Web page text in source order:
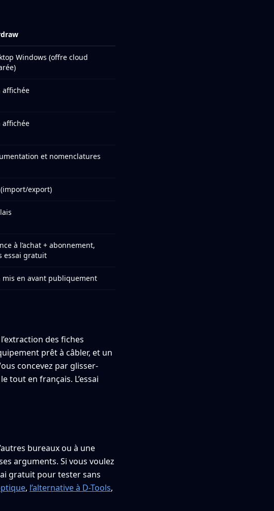
Windows (offre cloud
affichée
affichée
et nomenclatures
export)
à l’achat + abonnement,
essai gratuit
mis en avant publiquement
des fiches
prêt à câbler, et un
concevez par glisser-
tout en français. L’essai
bureaux ou à une
arguments. Si vous voulez
gratuit pour tester sans
, l’alternative à D-Tools,